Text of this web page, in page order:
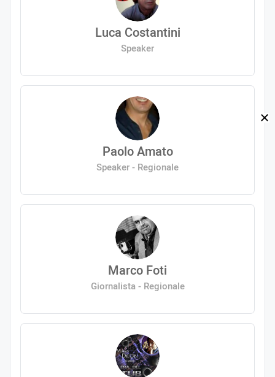
Luca Costantini
Speaker
Paolo Amato
Speaker - Regionale
Marco Foti
Giornalista - Regionale